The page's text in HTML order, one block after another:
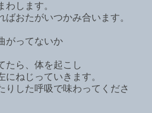
わします。
おたがいつかみ合います。
がってないか
たら、体を起こし
ねじっていきます。
りした呼吸で味わってくださ